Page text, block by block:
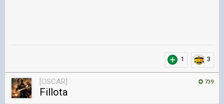
1 3
739
[OSCAR]
Fillota